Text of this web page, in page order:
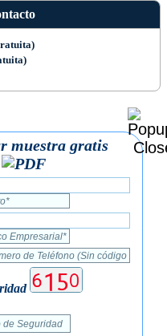
muestra gratis